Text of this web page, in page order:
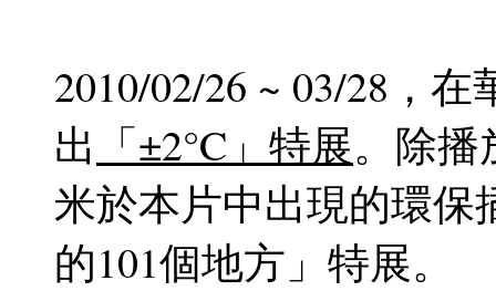
2010/02/26 ~ 03/28，
出 「±2°C」特展。除播
米於本片中出現的環
的101個地方」特展。